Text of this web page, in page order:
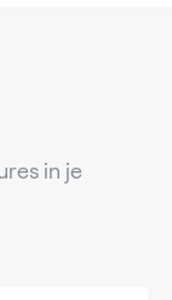
in je